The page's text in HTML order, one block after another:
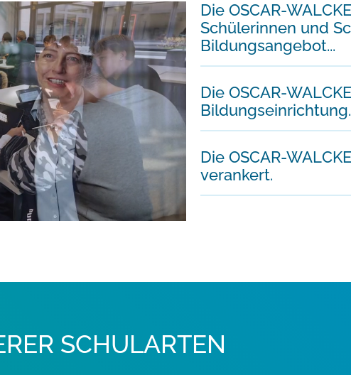
Die OSCAR-
Schülerinnen und
Bildungsangebot...
Die OSCAR-
Bildungseinrichtung.
Die OSCAR-
verankert.
SCHULARTEN